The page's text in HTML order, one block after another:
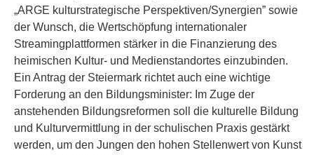
„ARGE kulturstrategische Perspektiven/Synergien” sowie
der Wunsch, die Wertschöpfung internationaler
Streamingplattformen stärker in die Finanzierung des
heimischen Kultur- und Medienstandortes einzubinden.
Ein Antrag der Steiermark richtet auch eine wichtige
Forderung an den Bildungsminister: Im Zuge der
anstehenden Bildungsreformen soll die kulturelle Bildung
und Kulturvermittlung in der schulischen Praxis gestärkt
werden, um den Jungen den hohen Stellenwert von Kunst